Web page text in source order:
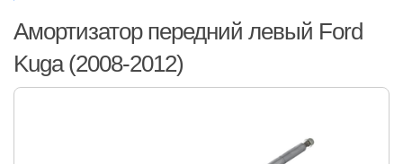
Амортизатор передний левый Ford
Kuga (2008-2012)